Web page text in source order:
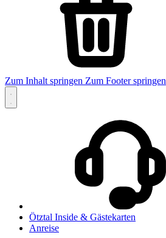
Zum Inhalt springen Zum Footer springen
Ötztal Inside & Gästekarten
Anreise